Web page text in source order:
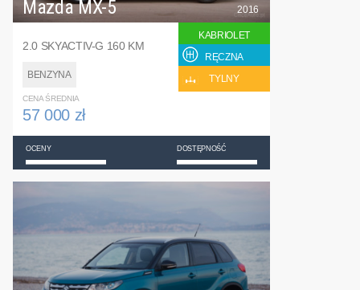
Mazda MX-5
2.0 SKYACTIV-G 160 KM
BENZYNA
2016
KABRIOLET
RĘCZNA
TYLNY
CENA ŚREDNIA
57 000 zł
OCENY DOSTĘPNOŚĆ